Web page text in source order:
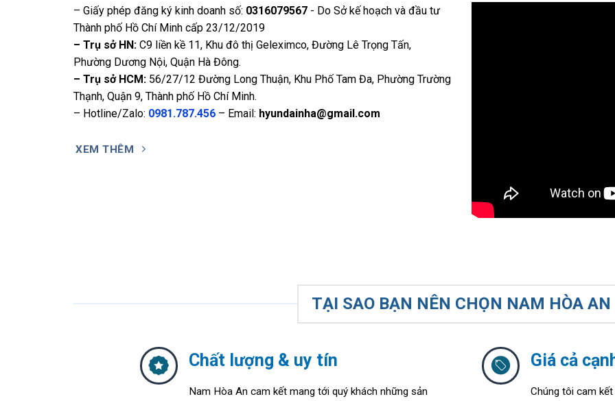
– Giấy phép đăng ký kinh doanh số: 0316079567 - Do Sở kế hoạch và đầu tư
Thành phố Hồ Chí Minh cấp 23/12/2019
– Trụ sở HN: C9 liền kề 11, Khu đô thị Geleximco, Đường Lê Trọng Tấn,
Phường Dương Nội, Quận Hà Đông.
– Trụ sở HCM: 56/27/12 Đường Long Thuận, Khu Phố Tam Đa, Phường Trường
Thạnh, Quận 9, Thành phố Hồ Chí Minh.
– Hotline/Zalo: 0981.787.456 – Email: hyundainha@gmail.com
XEM THÊM
TẠI SAO BẠN NÊN CHỌN NAM HÒA AN
Chất lượng & uy tín
Nam Hòa An cam kết mang tới quý khách những sản
Giá cả
Chúng tôi cam